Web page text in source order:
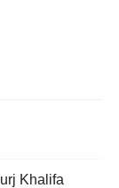
Burj Khalifa